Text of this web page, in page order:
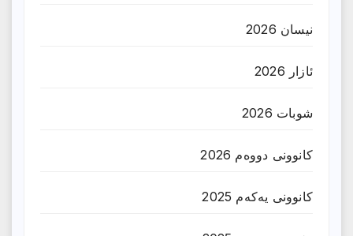
نیسان 2026
ئازار 2026
شوبات 2026
کانوونی دووەم 2026
کانوونی یەکەم 2025